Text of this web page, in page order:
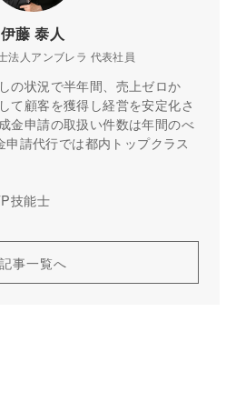
伊藤 泰人
法人アンブレラ 代表社員
の状況で半年間、売上ゼロか
て顧客を獲得し経営を安定化さ
金申請の取扱い件数は年間のべ
請代行では都内トップクラス
技能士
記事一覧へ